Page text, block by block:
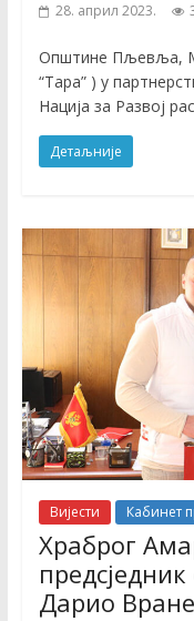
28. април 2023.
Општине Пљевља,
“Тара” ) у
Нација за Развој
Детаљније
Вијести Кабинет
Храброг
Дарио